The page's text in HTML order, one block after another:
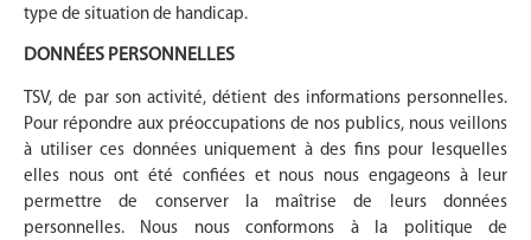
type de situation de handicap.
DONNÉES PERSONNELLES
TSV, de par son activité, détient des informations personnelles.
Pour répondre aux préoccupations de nos publics, nous veillons
à utiliser ces données uniquement à des fins pour lesquelles
elles nous ont été confiées et nous nous engageons à leur
permettre de conserver la maîtrise de leurs données
personnelles. Nous nous conformons à la politique de